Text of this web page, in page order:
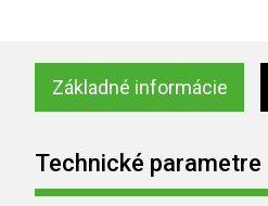
Základné informácie
Technické parametre